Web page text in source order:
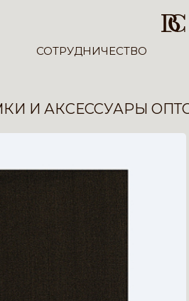
СОТРУДНИЧЕСТВО
И АКСЕССУАРЫ